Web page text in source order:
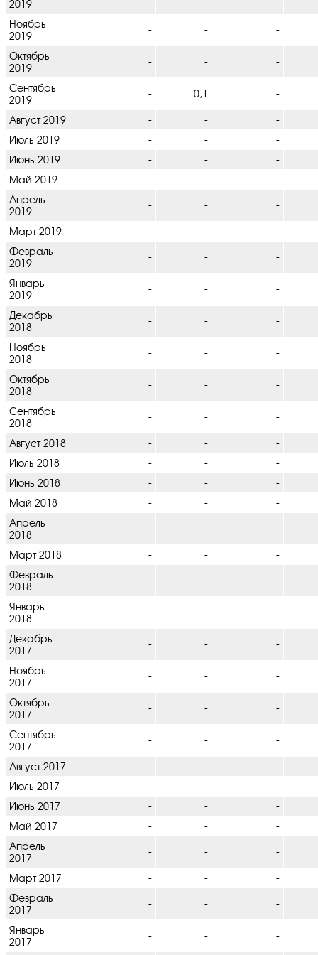
2019
Ноябрь
2019
- - -
Октябрь
2019
- - -
Сентябрь
2019
- 0,1 -
Август 2019 - -
-
Июль 2019
- -
-
Июнь 2019
- -
-
Май 2019
- -
-
Апрель
2019
- - -
Март 2019 - -
-
Февраль
2019
- - -
Январь
2019
- - -
Декабрь
2018
- - -
Ноябрь
2018
- - -
Октябрь
2018
- - -
Сентябрь
2018
- - -
Август 2018 - -
-
Июль 2018
- -
-
Июнь 2018
- -
-
Май 2018
- -
-
Апрель
2018
- - -
Март 2018 - -
-
Февраль
2018
- - -
Январь
2018
- - -
Декабрь
2017
- - -
Ноябрь
2017
- - -
Октябрь
2017
- - -
Сентябрь
2017
- - -
Август 2017 - -
-
Июль 2017
- -
-
Июнь 2017
- -
-
Май 2017
- -
-
Апрель
2017
- - -
Март 2017 - -
-
Февраль
2017
- - -
Январь
2017
- - -